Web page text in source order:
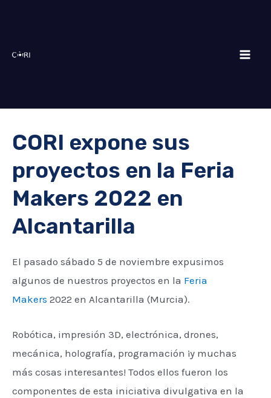
CORI expone sus
proyectos en la Feria
Makers 2022 en
Alcantarilla
El pasado sábado 5 de noviembre expusimos
algunos de nuestros proyectos en la Feria
Makers 2022 en Alcantarilla (Murcia).
Robótica, impresión 3D, electrónica, drones,
mecánica, holografía, programación ¡y muchas
más cosas interesantes! Todos ellos fueron los
componentes de esta iniciativa divulgativa en la